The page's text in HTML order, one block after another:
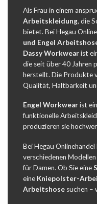
Als Frau in einem
Arbeitskleidung, die
bietet. Bei Hegau
und Engel
Dassy Workwearist
die seit über 40 Jahren
herstellt. Die Produkte
Qualität, Haltbarkeit
Engel Workwearist
funktionelle
produzieren sie
Bei Hegau Onlinehandel
verschiedenen
für Damen. Ob Sie eine
eine Kniepolster-
Arbeitshose suchen –